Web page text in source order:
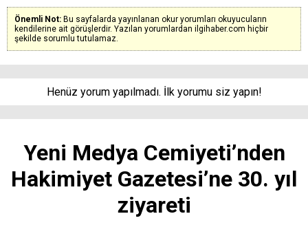
Önemli Not: Bu sayfalarda yayınlanan okur yorumları okuyucuların
kendilerine ait görüşlerdir. Yazılan yorumlardan ilgihaber.com hiçbir
şekilde sorumlu tutulamaz.
Henüz yorum yapılmadı. İlk yorumu siz yapın!
Yeni Medya Cemiyeti’nden
Hakimiyet Gazetesi’ne 30. yıl
ziyareti